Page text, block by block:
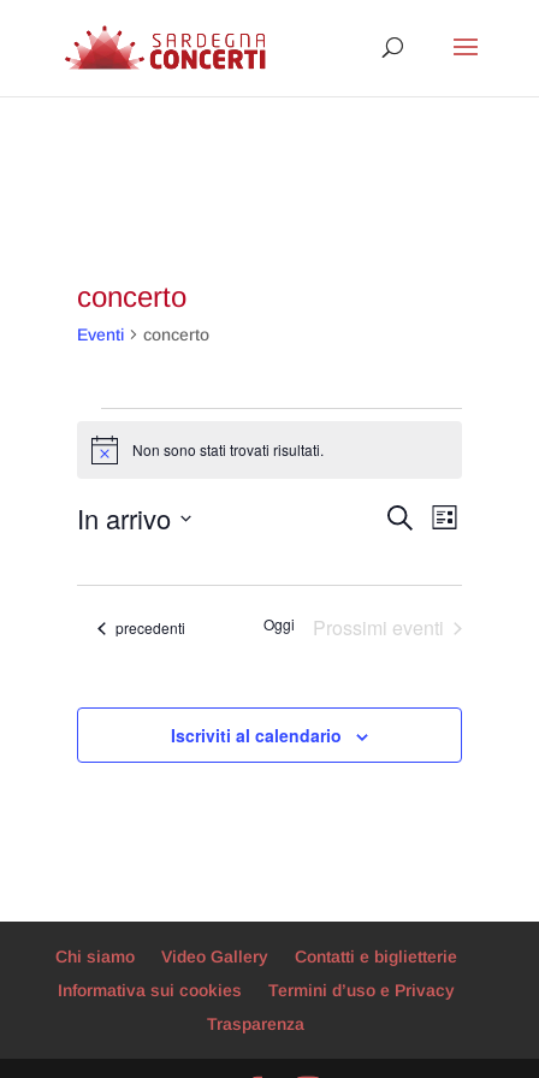
concerto
Eventi concerto
Eventi
Notice Non sono stati trovati risultati.
Eventi
e
viste
CercaEvento
Lista
In arrivo
la
data.Eventi
precedenti Oggi Prossimi eventi
Iscriviti al calendario
Chi siamo Video Gallery
Contatti e biglietterie
Informativa sui cookies
Termini d’uso e Privacy
Trasparenza